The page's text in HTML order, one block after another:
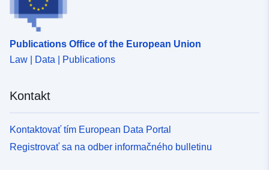
Publications Office of the European Union
Law | Data | Publications
Kontakt
Kontaktovať tím European Data Portal
Registrovať sa na odber informačného bulletinu